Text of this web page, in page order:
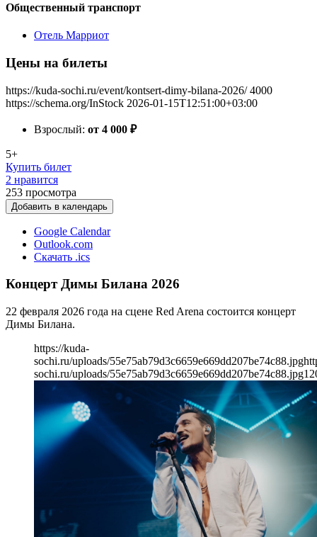
Общественный транспорт
Отель Марриот
Цены на билеты
https://kuda-sochi.ru/event/kontsert-dimy-bilana-2026/ 4000
https://schema.org/InStock 2026-01-15T12:51:00+03:00
Взрослый: от 4 000 ₽
5+
Купить билет
2 нравится
253 просмотра
Добавить в календарь
Google Calendar
Outlook.com
Скачать .ics
Концерт Димы Билана 2026
22 февраля 2026 года на сцене Red Arena состоится концерт
Димы Билана.
https://kuda-
sochi.ru/uploads/55e75ab79d3c6659e669dd207be74c88.jpg
sochi.ru/uploads/55e75ab79d3c6659e669dd207be74c88.jpg